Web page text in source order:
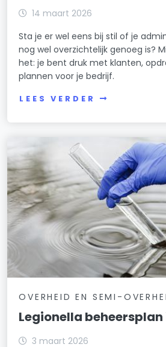
14 maart 2026
Sta je er wel eens bij stil of je
nog wel overzichtelijk genoeg is?
het: je bent druk met klanten,
plannen voor je bedrijf.
LEES VERDER
OVERHEID EN SEMI-
Legionella
3 maart 2026